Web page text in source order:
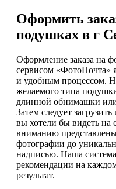
Оформить
подушках в г
Оформление заказа на
сервисом «ФотоПочта»
и удобным процессом.
желаемого типа
длинной обнимашки
Затем следует
вы хотели бы видеть
вниманию
фотографии до
надписью. Наша
рекомендации на
результат.